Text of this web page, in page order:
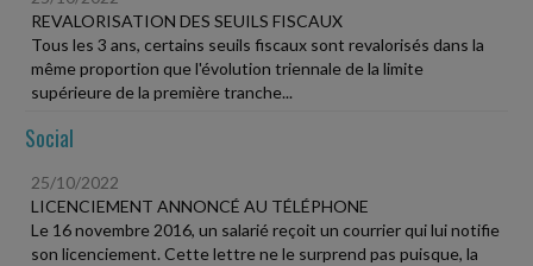
REVALORISATION DES SEUILS FISCAUX
Tous les 3 ans, certains seuils fiscaux sont revalorisés dans la
même proportion que l'évolution triennale de la limite
supérieure de la première tranche...
Social
25/10/2022
LICENCIEMENT ANNONCÉ AU TÉLÉPHONE
Le 16 novembre 2016, un salarié reçoit un courrier qui lui notifie
son licenciement. Cette lettre ne le surprend pas puisque, la